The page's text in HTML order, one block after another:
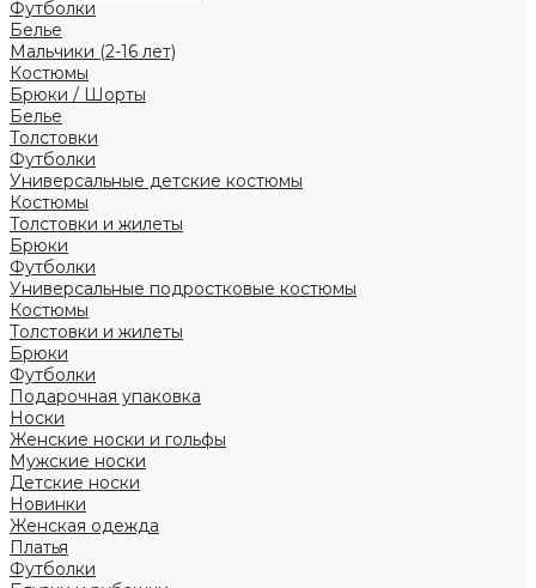
Футболки
Белье
Мальчики (2-16 лет)
Костюмы
Брюки / Шорты
Белье
Толстовки
Футболки
Универсальные детские костюмы
Костюмы
Толстовки и жилеты
Брюки
Футболки
Универсальные подростковые костюмы
Костюмы
Толстовки и жилеты
Брюки
Футболки
Подарочная упаковка
Носки
Женские носки и гольфы
Мужские носки
Детские носки
Новинки
Женская одежда
Платья
Футболки